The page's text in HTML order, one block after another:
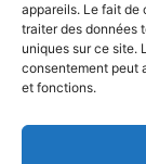
appareils. Le fait de
traiter des données
uniques sur ce site.
consentement peut
et fonctions.